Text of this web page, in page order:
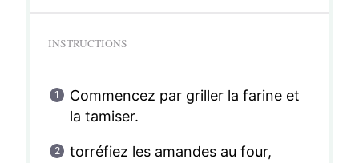
INSTRUCTIONS
Commencez par griller la farine et
la tamiser.
torréfiez les amandes au four,